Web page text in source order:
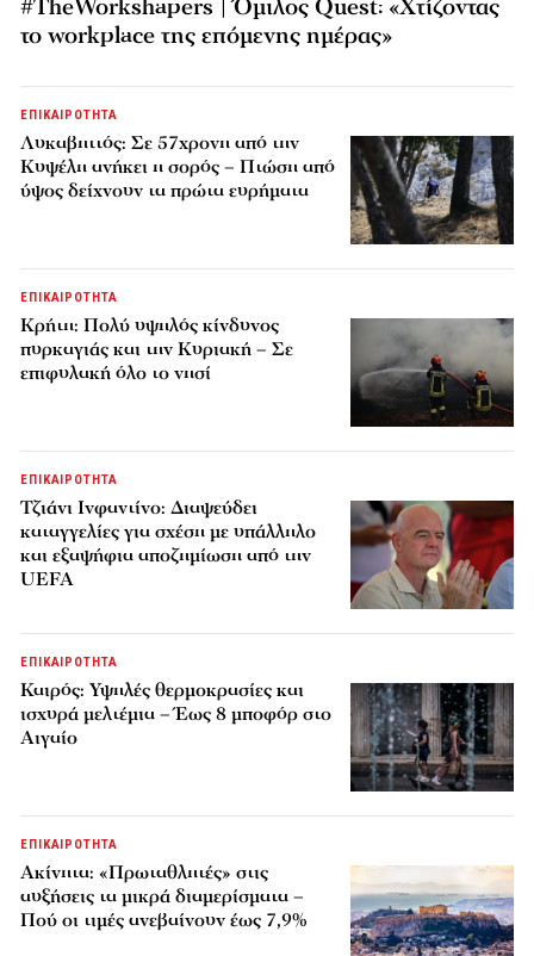
#TheWorkshapers | Όμιλος Quest: «Χτίζοντας
το workplace της επόμενης ημέρας»
ΕΠΙΚΑΙΡΟΤΗΤΑ
Λυκαβηττός: Σε 57χρονη από την
Κυψέλη ανήκει η σορός – Πτώση από
ύψος δείχνουν τα πρώτα ευρήματα
ΕΠΙΚΑΙΡΟΤΗΤΑ
Κρήτη: Πολύ υψηλός κίνδυνος
πυρκαγιάς και την Κυριακή – Σε
επιφυλακή όλο το νησί
ΕΠΙΚΑΙΡΟΤΗΤΑ
Τζιάνι Ινφαντίνο: Διαψεύδει
καταγγελίες για σχέση με υπάλληλο
και εξαψήφια αποζημίωση από την
UEFA
ΕΠΙΚΑΙΡΟΤΗΤΑ
Καιρός: Υψηλές θερμοκρασίες και
ισχυρά μελτέμια – Έως 8 μποφόρ στο
Αιγαίο
ΕΠΙΚΑΙΡΟΤΗΤΑ
Ακίνητα: «Πρωταθλητές» στις
αυξήσεις τα μικρά διαμερίσματα –
Πού οι τιμές ανεβαίνουν έως 7,9%